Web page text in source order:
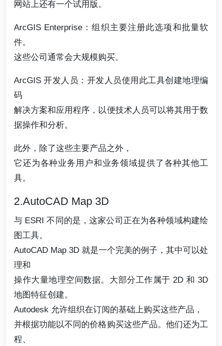
网站上还有一个试用版。
ArcGIS Enterprise：组织主要注册此选项和批量软
件。
这些公司通常会大规模购买。
ArcGIS 开发人员：开发人员使用此工具创建地理编
码
解决方案和应用程序，以便技术人员可以将其用于数
据操作和分析。
此外，除了这些主要产品之外，
它还为各种业务用户和业务领域提供了各种其他工
具。
2.AutoCAD Map 3D
与 ESRI 不同的是，这家公司正在为各种领域构建绘
图工具。
AutoCAD Map 3D 就是一个完美的例子，其中可以处
理和
操作大量地理空间数据。大部分工作属于 2D 和 3D
地图特征创建。
Autodesk 允许组织在订阅的基础上购买这些产品，
并根据功能以不同的价格购买这些产品。他们还为工
程、